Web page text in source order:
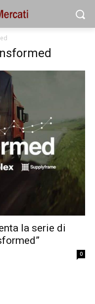
la serie di
0